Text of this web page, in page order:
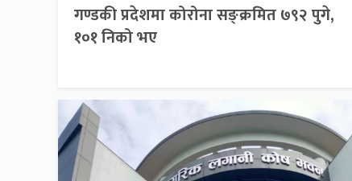
गण्डकी प्रदेशमा कोरोना सङ्क्रमित ७९२ पुगे,
१०१ निको भए